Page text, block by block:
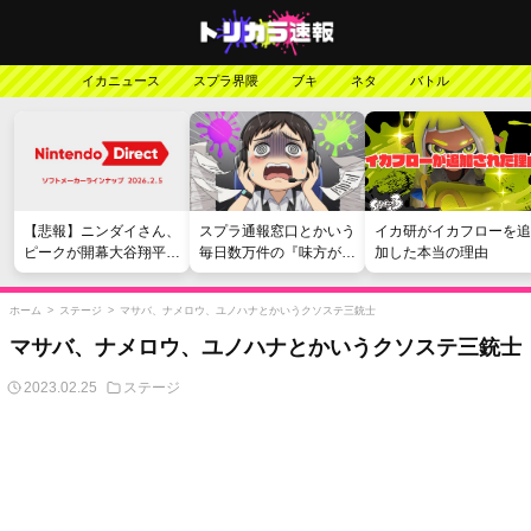
イカニュース スプラ界隈 ブキ ネタ バトル
【悲報】ニンダイさん、
ピークが開幕大谷翔平の
がっかりダイレクトだっ
たと言われてしまう
スプラ通報窓口とかいう
毎日数万件の『味方が弱
い』愚痴を読まされる苦
行
イカ研がイカフローを追
加した本当の理由
ホーム > ステージ > マサバ、ナメロウ、ユノハナとかいうクソステ三銃士
マサバ、ナメロウ、ユノハナとかいうクソステ三銃士
2023.02.25 ステージ